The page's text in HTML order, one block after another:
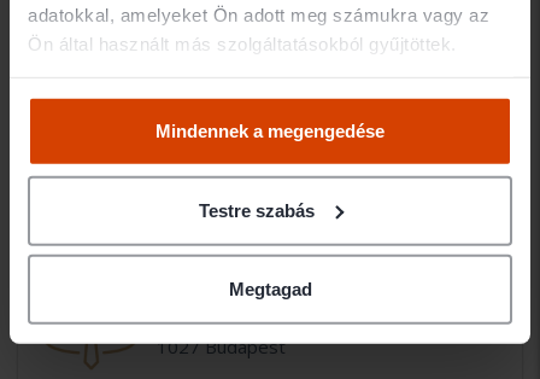
adatokkal, amelyeket Ön adott meg számukra vagy az
Ön által használt más szolgáltatásokból gyűjtöttek.
Mindennek a megengedése
Testre szabás
Megtagad
1027 Budapest
Dr. Gondos Imre
Ügyvéd
1027 Budapest
Dr. Gondos Luca
GONDOS ÜGYVÉDI IRODA
1027 Budapest